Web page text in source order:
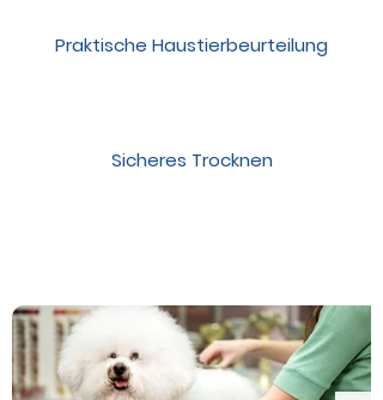
Praktische Haustierbeurteilung
Sicheres Trocknen